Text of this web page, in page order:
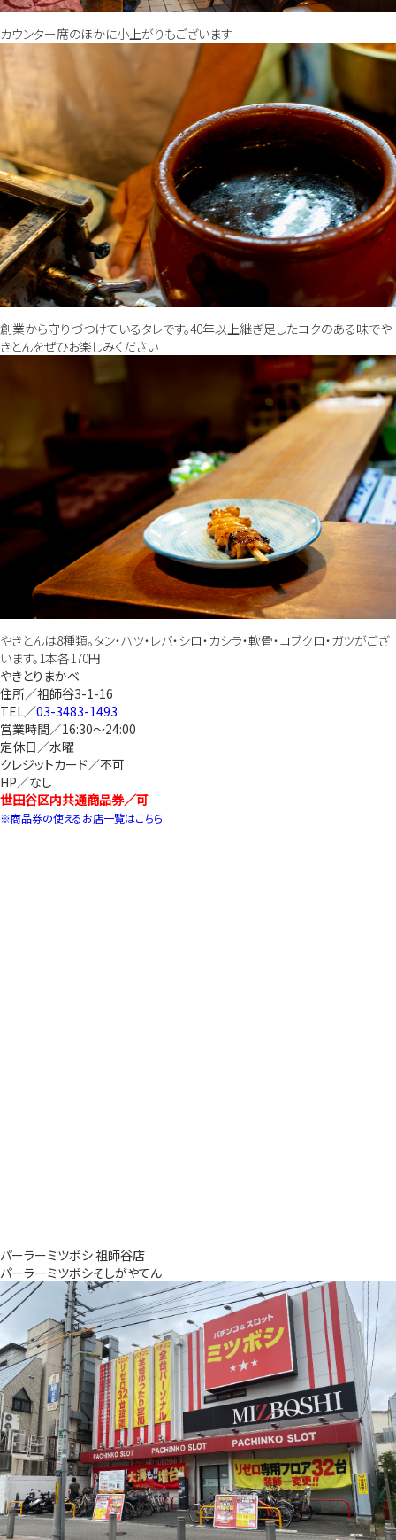
カウンター席のほかに小上がりもございます
創業から守りづつけているタレです。40年以上継ぎ足したコクのある味でや
きとんをぜひお楽しみください
やきとんは8種類。タン・ハツ・レバ・シロ・カシラ・軟骨・コブクロ・ガツがござ
います。1本各170円
やきとりまかべ
住所／祖師谷3-1-16
TEL／03-3483-1493
営業時間／16:30～24:00
定休日／水曜
クレジットカード／不可
HP／なし
世田谷区内共通商品券／可
※商品券の使えるお店一覧はこちら
パーラーミツボシ 祖師谷店
パーラーミツボシそしがやてん